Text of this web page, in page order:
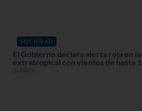
SOCIEDAD
El Gobierno declara alerta roja en
extratropical con vientos de hasta
06/08/26